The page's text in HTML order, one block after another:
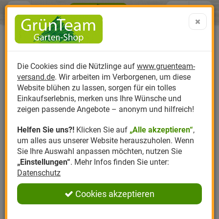
Produktkatalog
Anzucht
Dünger
Erde
Kompost
Pflanzenstärkung
Nützlinge Nützlinge gegen
Nützlingsarten
Nützlingsförderung
Nützlingszubehör
Hersteller
Biplantol
Felco
Gloria
Greenfield
Romberg
Themenwelt
Gemüsegarten
Rasen
Rosen
Ziergarten
Kräutergarten
Ratgeber
Aktuelle Themen
Schädlinge aktuell
Angebote
Sparsets / Set-
Angebote
0 ARTIKEL IM WARENKORB
Ergebnisse (1) Fertig
Menü Search
Reinigungs- & Pflegemittel
NEUDORFF REINIGUNGS- &
PFLEGEMITTEL
Die Cookies sind die Nützlinge auf www.gruenteam-
versand.de. Wir arbeiten im Verborgenen, um diese
Website blühen zu lassen, sorgen für ein tolles
Einkaufserlebnis, merken uns Ihre Wünsche und
zeigen passende Angebote – anonym und hilfreich!
Helfen Sie uns?! Klicken Sie auf „Alle akzeptieren“,
um alles aus unserer Website herauszuholen. Wenn
Sie Ihre Auswahl anpassen möchten, nutzen Sie
„Einstellungen“. Mehr Infos finden Sie unter:
Datenschutz
Cookies akzeptieren